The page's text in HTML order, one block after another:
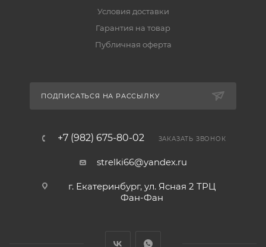
Условия доставки
Гарантия на товар
Публичная оферта
ПОДПИСАТЬСЯ НА РАССЫЛКУ
+7 (982) 675-80-02 ЗАКАЗАТЬ ЗВОНОК
strelki66@yandex.ru
г. Екатеринбург, ул. Ясная 2 ТРЦ
Фан-Фан